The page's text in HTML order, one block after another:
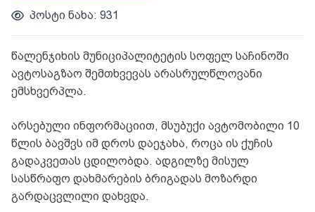
პოსტი ნახა: 931
წალენჯიხის მუნიციპალიტეტის სოფელ საჩინოში
ავტოსაგზაო შემთხვევას არასრულწლოვანი
ემსხვერპლა.
არსებული ინფორმაციით, მსუბუქი ავტომობილი 10
წლის ბავშვს იმ დროს დაეჯახა, როცა ის ქუჩის
გადაკვეთას ცდილობდა. ადგილზე მისულ
სასწრაფო დახმარების ბრიგადას მოზარდი
გარდაცვლილი დახვდა.